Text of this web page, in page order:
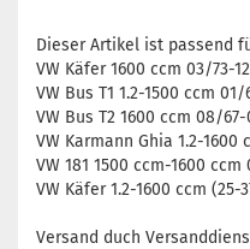
Dieser Artikel ist passend
VW Käfer 1600 ccm 03/73-
VW Bus T1 1.2-1500 ccm
VW Bus T2 1600 ccm 08/67-
VW Karmann Ghia 1.2-1600
VW 181 1500 ccm-1600
VW Käfer 1.2-1600 ccm
Versand duch